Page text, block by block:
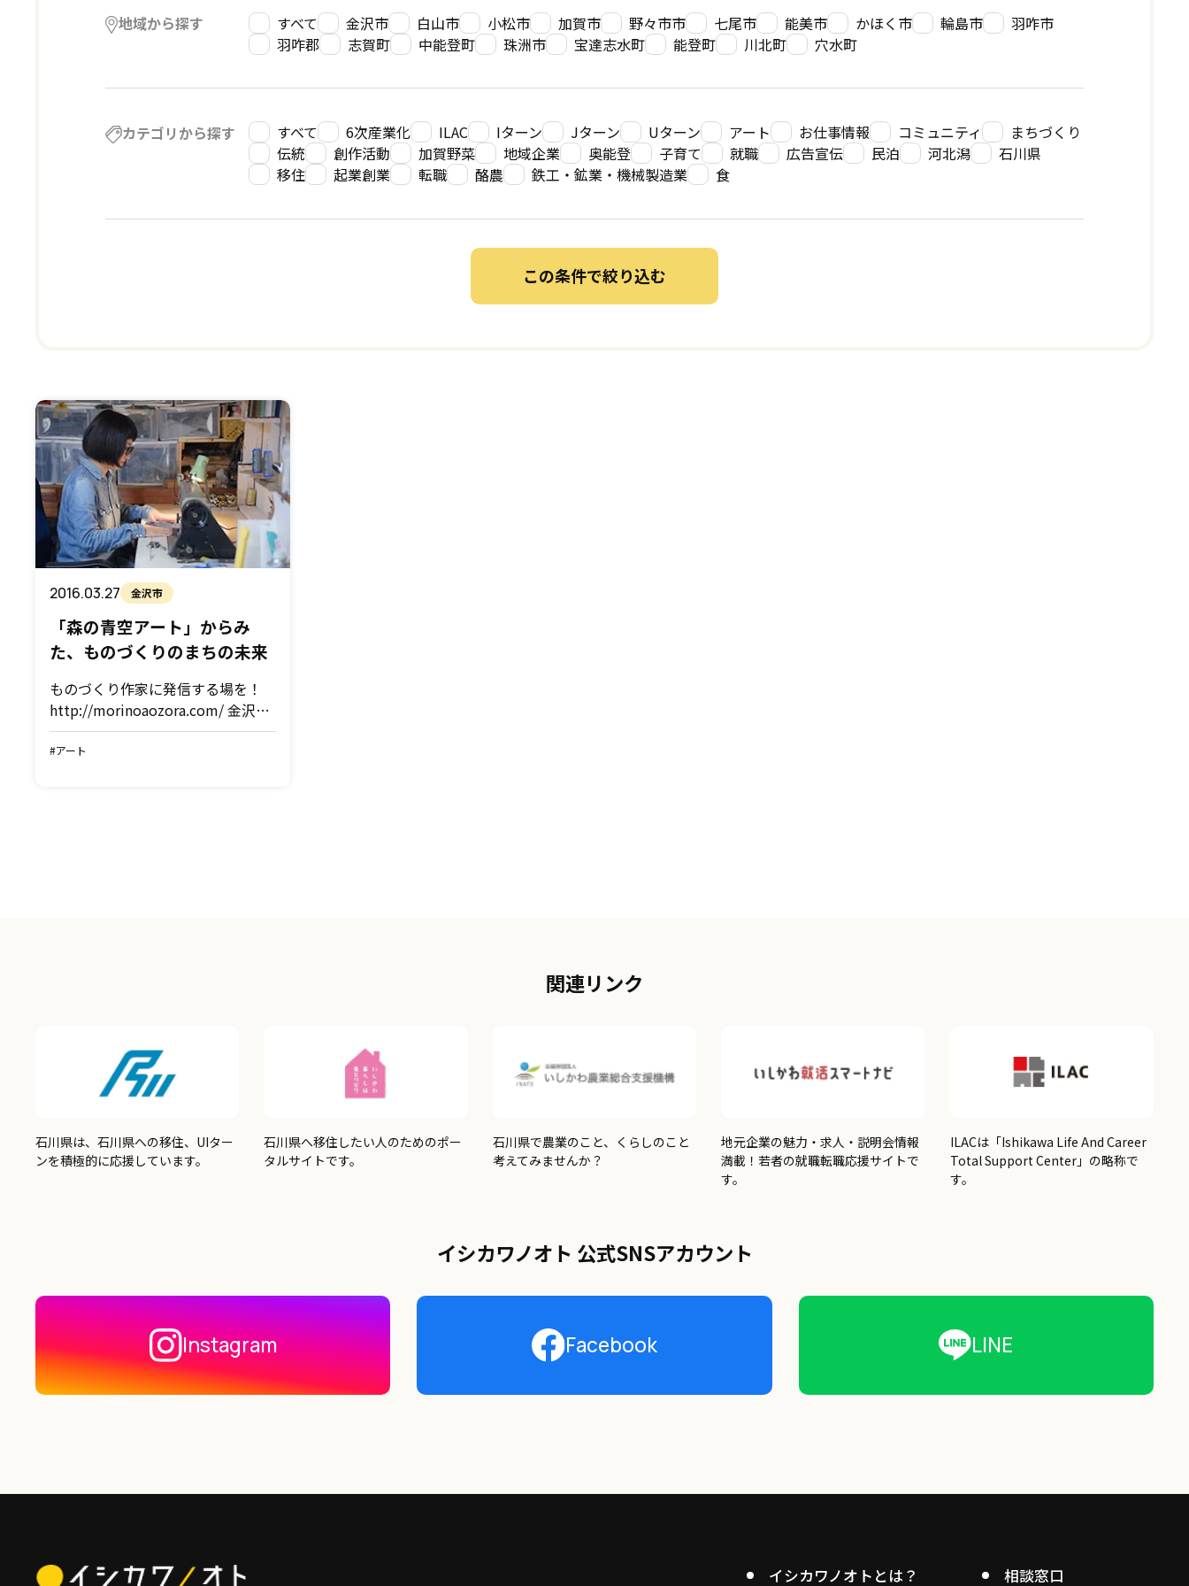
地域から探す すべて 金沢市 白山市 小松市 加賀市 野々市市 七尾市 能美市 かほく市 輪島市
羽咋市
羽咋郡
志賀町 中能登町 珠洲市 宝達志水町 能登町 川北町 穴水町
カテゴリから探す すべて 6次産業化 ILAC Iターン Jターン Uターン アート お仕事情報 コミュニティ
まちづくり
伝統
創作活動 加賀野菜 地域企業 奥能登 子育て 就職 広告宣伝 民泊 河北潟
石川県
移住
起業創業 転職 酪農 鉄工・鉱業・機械製造業 食
この条件で絞り込む
2016.03.27 金沢市
「森の青空アート」からみ
た、ものづくりのまちの未来
ものづくり作家に発信する場を！
http://morinoaozora.com/ 金沢市
では、毎年９月に「森の青空アー
ト」というものづくりイベントがあ
#アート
関連リンク
石川県は、石川県への移住、UIター
ンを積極的に応援しています。
石川県へ移住したい人のためのポー
タルサイトです。
石川県で農業のこと、くらしのこと
考えてみませんか？
地元企業の魅力・求人・説明会情報
満載！若者の就職転職応援サイトで
す。
ILACは「Ishikawa Life And Career
Total Support Center」の略称で
す。
イシカワノオト 公式SNSアカウント
Instagram Facebook LINE
イシカワノオトとは？ 相談窓口